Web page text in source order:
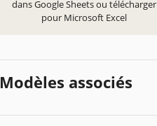
dans Google Sheets ou télécharger
pour Microsoft Excel
Modèles associés